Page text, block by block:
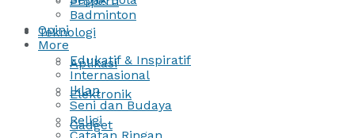
Teknologi
Aplikasi
Elektronik
Gadget
Badminton
Opini
More
Edukatif & Inspiratif
Internasional
Iklan
Seni dan Budaya
Religi